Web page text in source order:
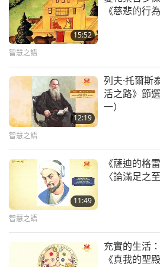
基，牢牢掌控。」
獻給奧羅拉（黎明女神）。「聽
您的天光閃耀紅色光輝映射著世
著永恆的圓，您的東方光束從幽
工作都來自您，塵世間神聖的領
您，沒有人躲避您柔美的視線。
安息的束縛，從愉悅的睡眠掙
類、爬行動物、鳥類走獸發出
欣鼓舞；我們所有的生活文明
聖的力量！朝向所有的儀式：您
煌在您信徒的心靈上光彩四射
15:52
《慈悲的行
智慧之語
12:19
列夫·托爾斯
活之路》節
一）
智慧之語
11:49
《薩迪的格
〈論滿足之
智慧之語
充實的生活
《真我的聖